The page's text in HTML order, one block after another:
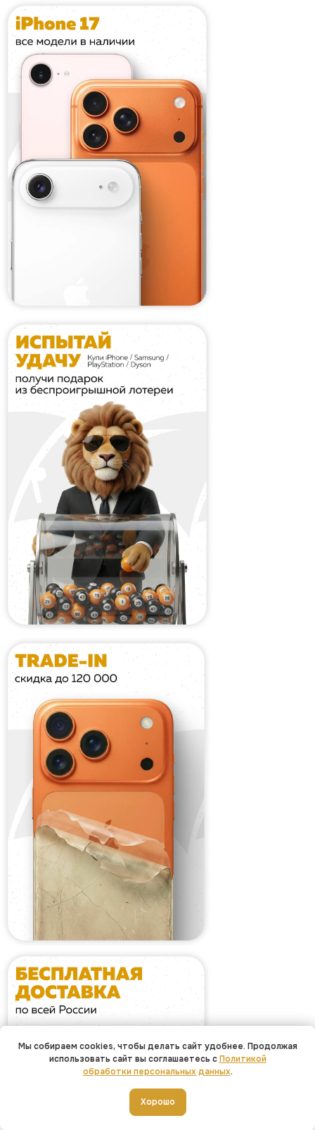
Мы собираем cookies, чтобы делать сайт удобнее. Продолжая
использовать сайт вы соглашаетесь сПолитикой
обработки персональных данных.
Хорошо